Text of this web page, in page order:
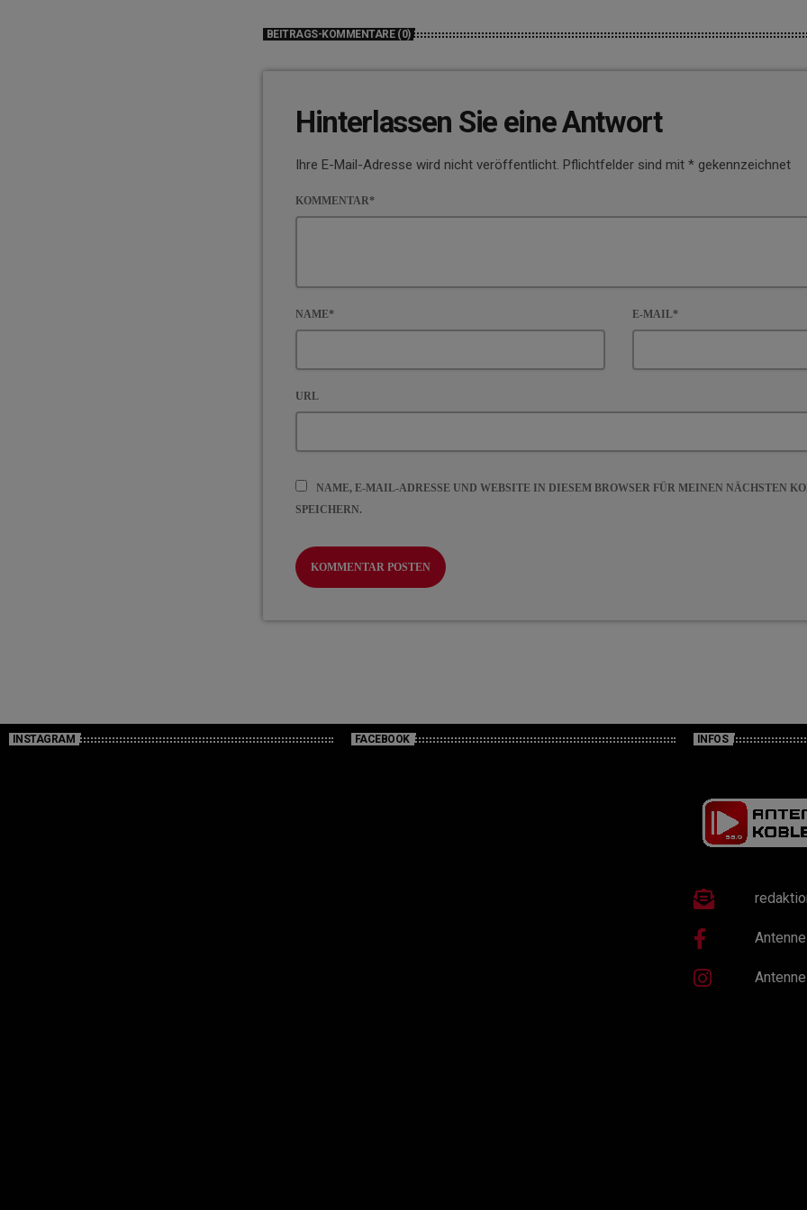
BEITRAGS-KOMMENTARE (0)
Hinterlassen Sie eine Antwort
Ihre E-Mail-Adresse wird nicht veröffentlicht. Pflichtfelder sind mit * gekennzeichnet
KOMMENTAR*
NAME* E-MAIL*
URL
NAME, E-MAIL-ADRESSE UND WEBSITE IN DIESEM BROWSER FÜR MEINEN NÄCHSTEN
SPEICHERN.
INSTAGRAM FACEBOOK INFOS